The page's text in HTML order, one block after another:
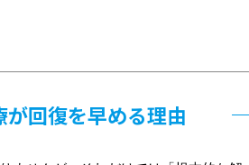
回復を早める理由